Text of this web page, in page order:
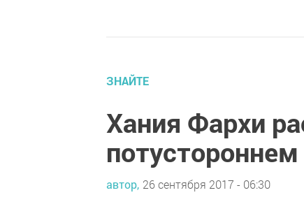
ЗНАЙТЕ
Хания Фархи
автор, 26 сентября 2017 - 06:30